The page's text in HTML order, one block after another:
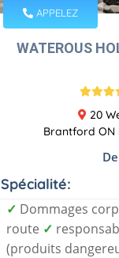
APPELEZ
WATEROUS
20
Brantford ON
Spécialité:
✓ Dommages
route ✓
(produits